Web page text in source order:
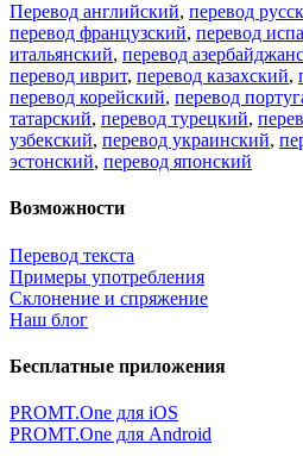
Перевод английский, перевод
перевод французский, перевод
итальянский, перевод
перевод иврит, перевод казахский,
перевод корейский, перевод
татарский, перевод турецкий,
узбекский, перевод украинский,
эстонский, перевод японский
Возможности
Перевод текста
Примеры употребления
Склонение и спряжение
Наш блог
Бесплатные приложения
PROMT.One для iOS
PROMT.One для Android